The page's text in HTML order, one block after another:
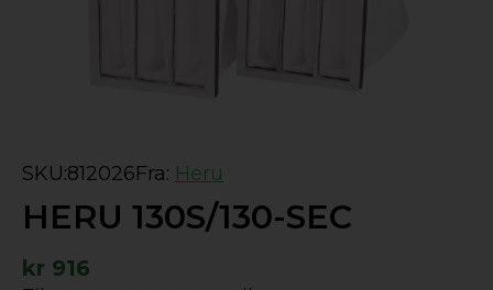
SKU:812026Fra: Heru
HERU 130S/130-SEC
kr 916